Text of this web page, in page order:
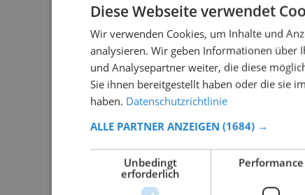
Diese Webseite verwendet
Wir verwenden Cookies, um Inhalte und
analysieren. Wir geben Informationen über
und Analysepartner weiter, die diese
Sie ihnen bereitgestellt haben oder die sie
haben. Datenschutzrichtlinie
ALLE PARTNER ANZEIGEN (1684) →
Unbedingt
erforderlich
Performance